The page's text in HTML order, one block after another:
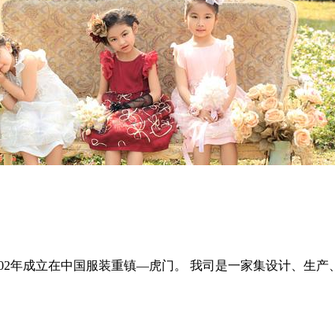
成立在中国服装重镇—虎门。 我司是一家集设计、生产